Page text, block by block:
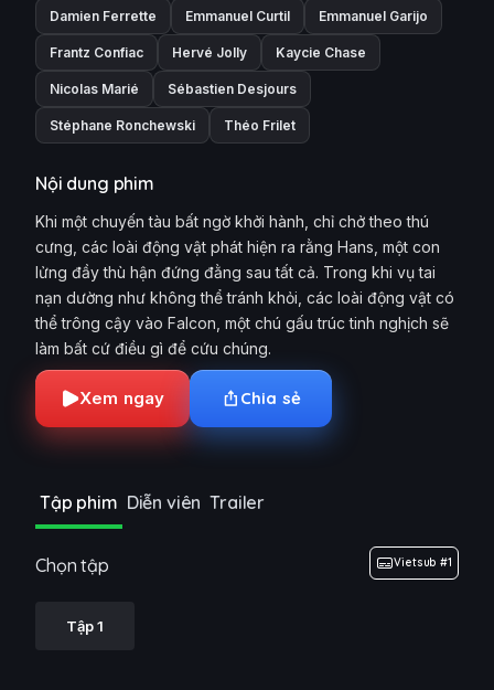
Damien Ferrette Emmanuel Curtil Emmanuel Garijo
Frantz Confiac Hervé Jolly Kaycie Chase
Nicolas Marié Sébastien Desjours
Stéphane Ronchewski Théo Frilet
Nội dung phim
Khi một chuyến tàu bất ngờ khởi hành, chỉ chở theo thú
cưng, các loài động vật phát hiện ra rằng Hans, một con
lửng đầy thù hận đứng đằng sau tất cả. Trong khi vụ tai
nạn dường như không thể tránh khỏi, các loài động vật có
thể trông cậy vào Falcon, một chú gấu trúc tinh nghịch sẽ
làm bất cứ điều gì để cứu chúng.
Xem ngay Chia sẻ
Tập phim Diễn viên Trailer
Chọn tập Vietsub #1
Tập 1